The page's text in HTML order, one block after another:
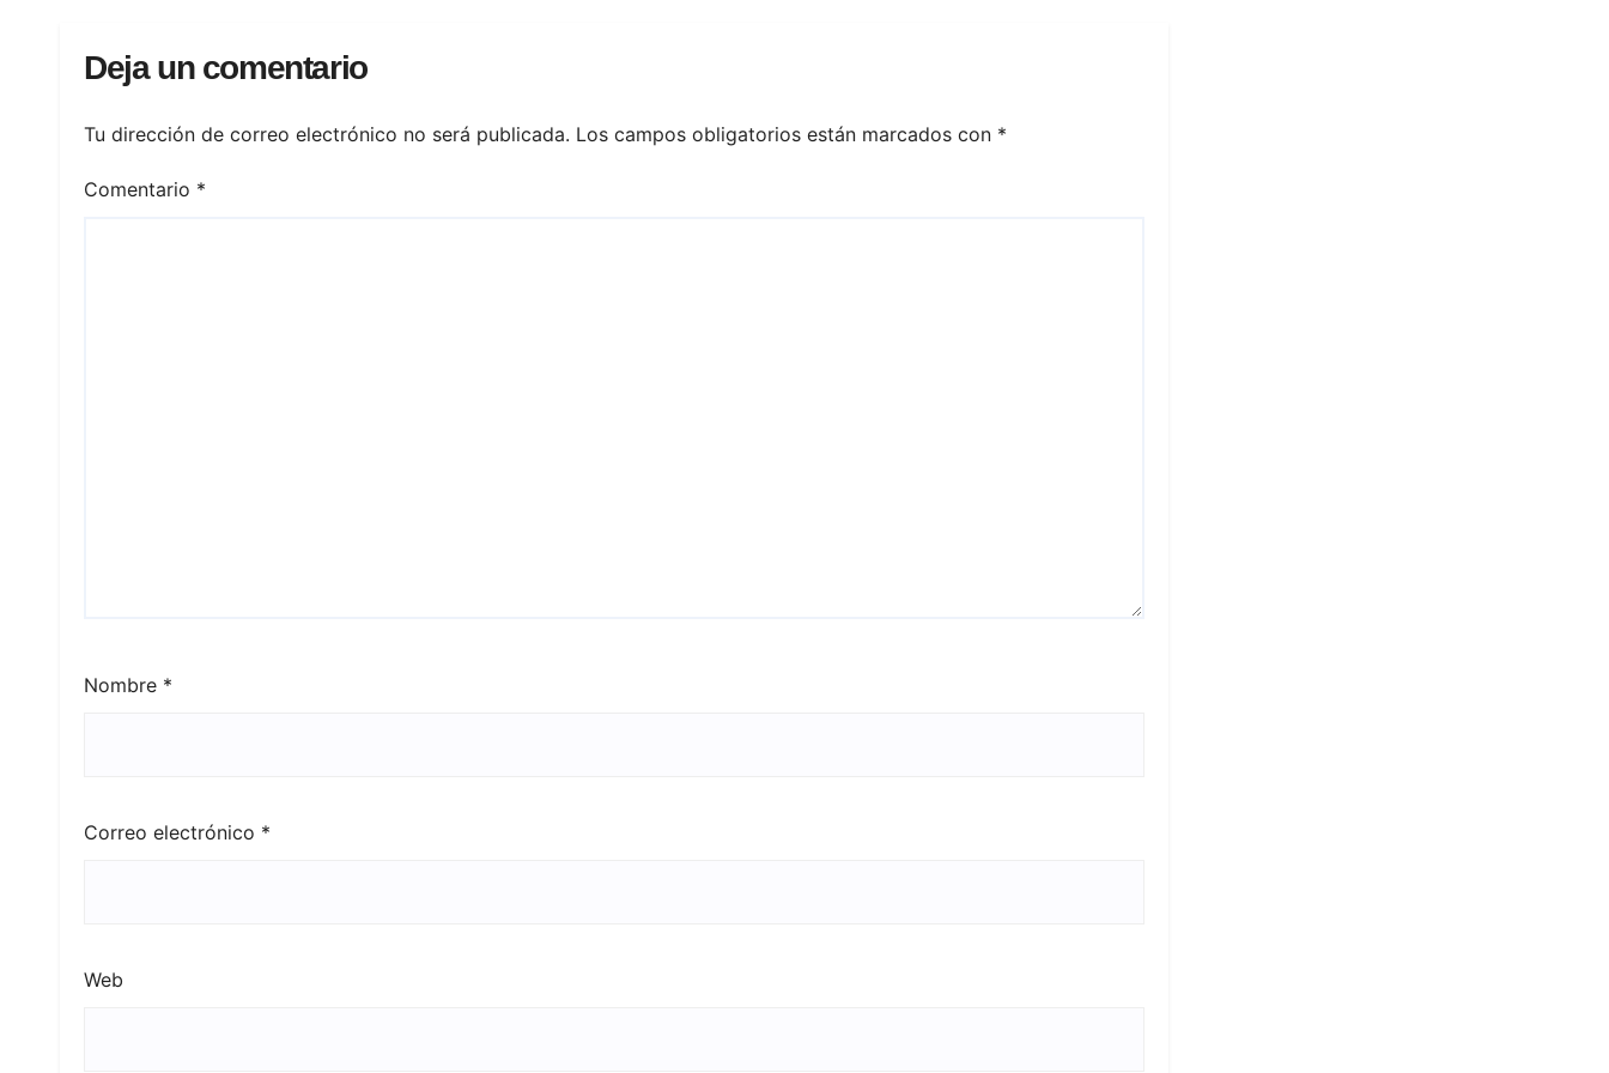
Deja un comentario
Tu dirección de correo electrónico no será publicada. Los campos obligatorios están marcados con *
Comentario *
Nombre *
Correo electrónico *
Web